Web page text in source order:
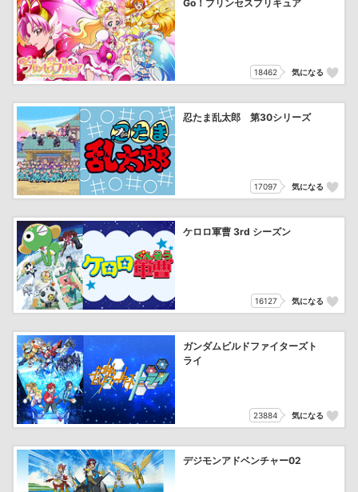
Go！プリンセスプリキュア
18462 気になる
忍たま乱太郎 第30シリーズ
17097 気になる
ケロロ軍曹 3rd シーズン
16127 気になる
ガンダムビルドファイターズト
ライ
23884 気になる
デジモンアドベンチャー02